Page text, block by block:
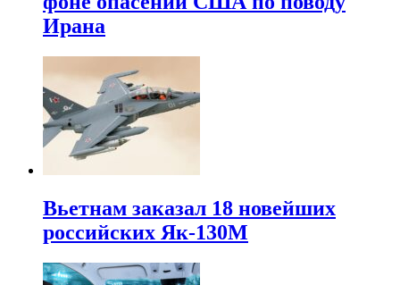
Ирана
Вьетнам заказал 18 новейших
российских Як-130М